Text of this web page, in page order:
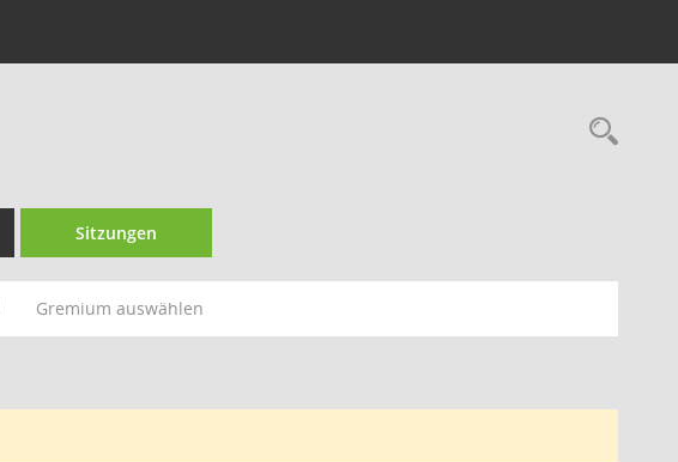
Sitzungen
Gremium auswählen